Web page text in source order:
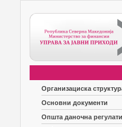
Организациска
Основни документи
Општа даночна